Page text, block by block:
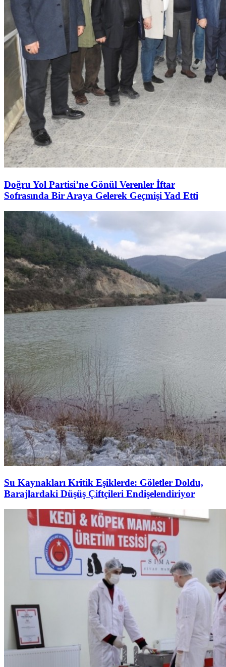
Doğru Yol Partisi’ne Gönül Verenler İftar
Sofrasında Bir Araya Gelerek Geçmişi Yad Etti
Su Kaynakları Kritik Eşiklerde: Göletler Doldu,
Barajlardaki Düşüş Çiftçileri Endişelendiriyor